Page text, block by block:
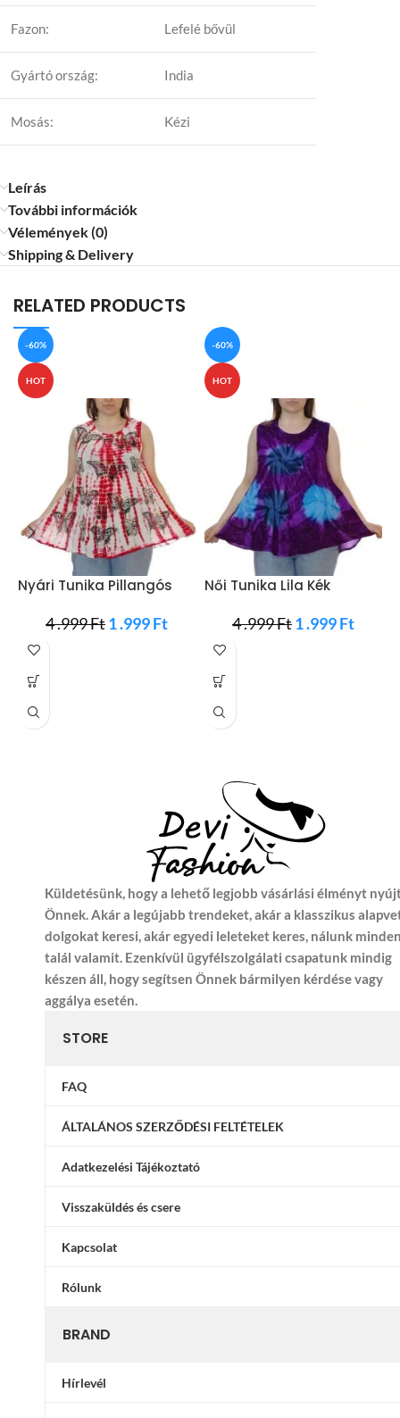
Fazon: Lefelé bővül
Gyártó ország: India
Mosás: Kézi
Leírás
További információk
Vélemények (0)
Shipping & Delivery
RELATED PRODUCTS
-60%
HOT
Nyári Tunika Pillangós
4 .999Ft1 .999Ft
-60%
HOT
Női Tunika Lila Kék
4 .999Ft1 .999Ft
Küldetésünk, hogy a lehető legjobb vásárlási élményt
Önnek. Akár a legújabb trendeket, akár a klasszikus
dolgokat keresi, akár egyedi leleteket keres, nálunk
talál valamit. Ezenkívül ügyfélszolgálati csapatunk mindig
készen áll, hogy segítsen Önnek bármilyen kérdése vagy
aggálya esetén.
STORE
FAQ
ÁLTALÁNOS SZERZŐDÉSI FELTÉTELEK
Adatkezelési Tájékoztató
Visszaküldés és csere
Kapcsolat
Rólunk
BRAND
Hírlevél